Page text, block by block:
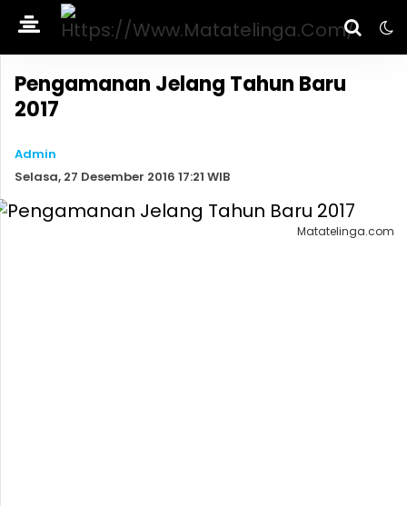
Pengamanan Jelang Tahun Baru
2017
Admin
Selasa, 27 Desember 2016 17:21 WIB
Matatelinga.com